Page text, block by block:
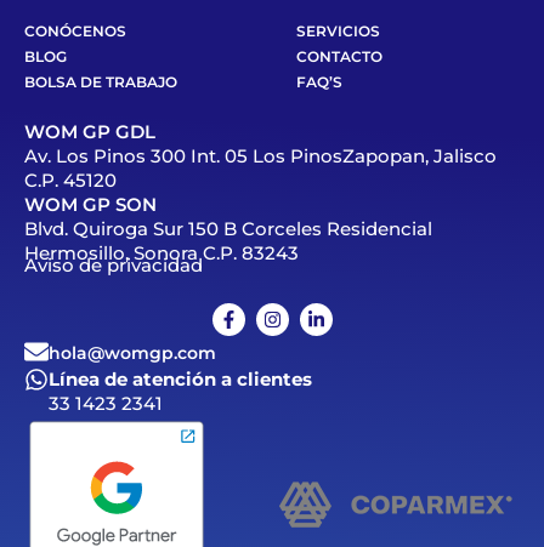
CONÓCENOS
SERVICIOS
BLOG
CONTACTO
BOLSA DE TRABAJO
FAQ’S
WOM GP GDL
Av. Los Pinos 300 Int. 05 Los PinosZapopan, Jalisco
C.P. 45120
WOM GP SON
Blvd. Quiroga Sur 150 B Corceles Residencial
Hermosillo, Sonora C.P. 83243
Aviso de privacidad
hola@womgp.com
Línea de atención a clientes
33 1423 2341